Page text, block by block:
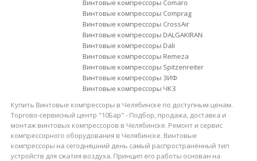
Винтовые компрессоры Comaro
Винтовые компрессоры Comprag
Винтовые компрессоры CrossAir
Винтовые компрессоры DALGAKIRAN
Винтовые компрессоры Dali
Винтовые компрессоры Remeza
Винтовые компрессоры Spitzenreiter
Винтовые компрессоры ЗИФ
Винтовые компрессоры ЧКЗ
Купить Винтовые компрессоры в Челябинске по доступным ценам.
Торгово-сервисный центр "10Бар" - Подбор, продажа, доставка и
монтаж винтовых компрессоров в Челябинске. Ремонт и сервис
компрессорного оборудования в Челябинске. Винтовые
компрессоры на сегодняшний день самый распространённый тип
устройств для сжатия воздуха. Принцип его работы основан на